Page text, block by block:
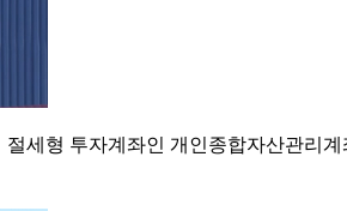
세형 투자계좌인 개인종합자산관리